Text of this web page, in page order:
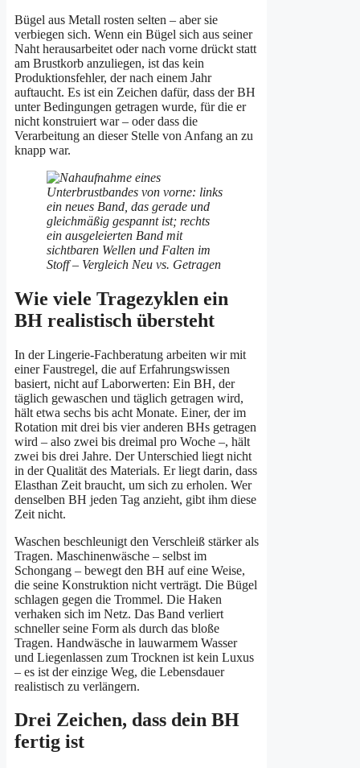
Bügel aus Metall rosten selten – aber sie
verbiegen sich. Wenn ein Bügel sich aus seiner
Naht herausarbeitet oder nach vorne drückt statt
am Brustkorb anzuliegen, ist das kein
Produktionsfehler, der nach einem Jahr
auftaucht. Es ist ein Zeichen dafür, dass der BH
unter Bedingungen getragen wurde, für die er
nicht konstruiert war – oder dass die
Verarbeitung an dieser Stelle von Anfang an zu
knapp war.
Wie viele Tragezyklen ein
BH realistisch übersteht
In der Lingerie-Fachberatung arbeiten wir mit
einer Faustregel, die auf Erfahrungswissen
basiert, nicht auf Laborwerten: Ein BH, der
täglich gewaschen und täglich getragen wird,
hält etwa sechs bis acht Monate. Einer, der im
Rotation mit drei bis vier anderen BHs getragen
wird – also zwei bis dreimal pro Woche –, hält
zwei bis drei Jahre. Der Unterschied liegt nicht
in der Qualität des Materials. Er liegt darin, dass
Elasthan Zeit braucht, um sich zu erholen. Wer
denselben BH jeden Tag anzieht, gibt ihm diese
Zeit nicht.
Waschen beschleunigt den Verschleiß stärker als
Tragen. Maschinenwäsche – selbst im
Schongang – bewegt den BH auf eine Weise,
die seine Konstruktion nicht verträgt. Die Bügel
schlagen gegen die Trommel. Die Haken
verhaken sich im Netz. Das Band verliert
schneller seine Form als durch das bloße
Tragen. Handwäsche in lauwarmem Wasser
und Liegenlassen zum Trocknen ist kein Luxus
– es ist der einzige Weg, die Lebensdauer
realistisch zu verlängern.
Drei Zeichen, dass dein BH
fertig ist